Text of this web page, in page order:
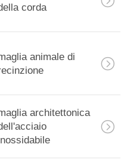
corda
animale di
architettonica